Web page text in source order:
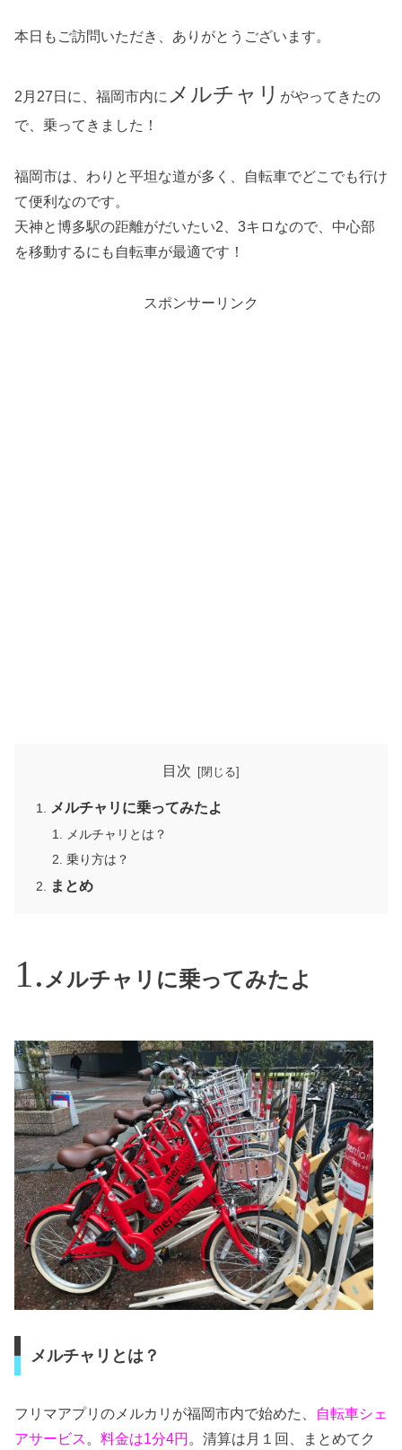
本日もご訪問いただき、ありがとうございます。
2月27日に、福岡市内に メルチャリ がやってきたの
で、乗ってきました！
福岡市は、わりと平坦な道が多く、自転車でどこでも行け
て便利なのです。
天神と博多駅の距離がだいたい2、3キロなので、中心部
を移動するにも自転車が最適です！
スポンサーリンク
目次
メルチャリに乗ってみたよ
メルチャリとは？
乗り方は？
まとめ
メルチャリに乗ってみたよ
メルチャリとは？
フリマアプリのメルカリが福岡市内で始めた、
自転車シェ
アサービス 。 料金は1分4円 。清算は月１回、まとめてク